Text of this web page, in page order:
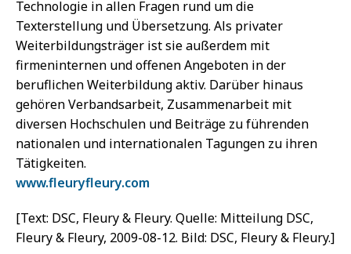
Technologie in allen Fragen rund um die
Texterstellung und Übersetzung. Als privater
Weiterbildungsträger ist sie außerdem mit
firmeninternen und offenen Angeboten in der
beruflichen Weiterbildung aktiv. Darüber hinaus
gehören Verbandsarbeit, Zusammenarbeit mit
diversen Hochschulen und Beiträge zu führenden
nationalen und internationalen Tagungen zu ihren
Tätigkeiten.
www.fleuryfleury.com
[Text: DSC, Fleury & Fleury. Quelle: Mitteilung DSC,
Fleury & Fleury, 2009-08-12. Bild: DSC, Fleury & Fleury.]